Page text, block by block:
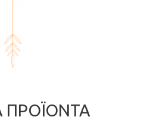
ΠΡΟΪΌΝΤΑ